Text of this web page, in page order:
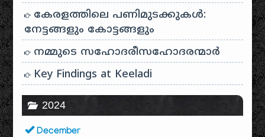
കേരളത്തിലെ പണിമുടക്കുകൾ:
നേട്ടങ്ങളും കോട്ടങ്ങളും
നമ്മുടെ സഹോദരീസഹോദരന്മാർ
Key Findings at Keeladi
2024
December